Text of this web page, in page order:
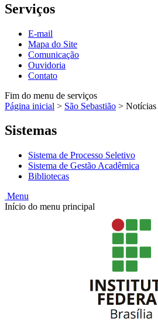
Serviços
E-mail
Mapa do Site
Comunicação
Ouvidoria
Contato
Fim do menu de serviços
Página inicial > São Sebastião > Notícias
Sistemas
Sistema de Processo Seletivo
Sistema de Gestão Acadêmica
Bibliotecas
Menu
Início do menu principal